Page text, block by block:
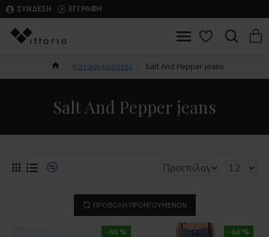
ΣΥΝΔΕΣΗ ΕΓΓΡΑΦΗ
Κατασκευαστής Salt And Pepper jeans
Salt And Pepper jeans
ΠΡΟΒΟΛΉ ΠΡΟΗΓΟΎΜΕΝΩΝ
-60 % -60 %